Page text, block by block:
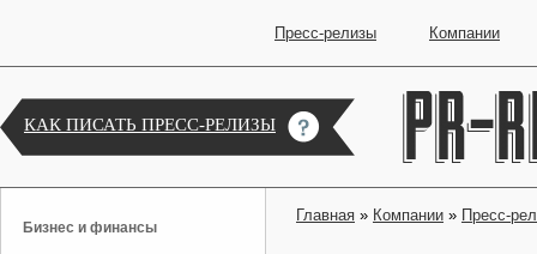
Пресс-релизы Компании
КАК ПИСАТЬ ПРЕСС-РЕЛИЗЫ
Бизнес и финансы
Главная » Компании » Пресс-